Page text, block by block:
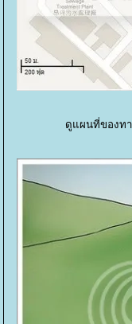
ดูแผนที่ของทา